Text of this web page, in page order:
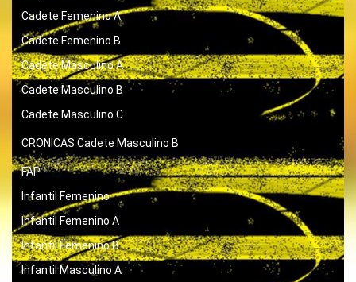
Cadete Femenino A
Cadete Femenino B
Cadete Masculino A
Cadete Masculino B
Cadete Masculino C
CRONICAS Cadete Masculino B
FAP
Infantil Femenino
Infantil Femenino A
Infantil Femenino B
Infantil Masculino A